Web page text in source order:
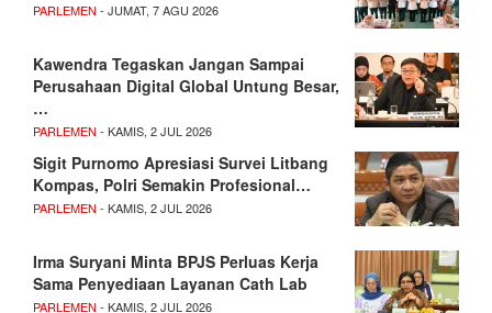
PARLEMEN - JUMAT, 7 AGU 2026
Kawendra Tegaskan Jangan Sampai
Perusahaan Digital Global Untung Besar,
…
PARLEMEN - KAMIS, 2 JUL 2026
Sigit Purnomo Apresiasi Survei Litbang
Kompas, Polri Semakin Profesional…
PARLEMEN - KAMIS, 2 JUL 2026
Irma Suryani Minta BPJS Perluas Kerja
Sama Penyediaan Layanan Cath Lab
PARLEMEN - KAMIS, 2 JUL 2026